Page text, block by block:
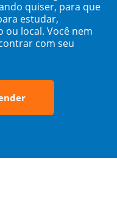
quiser, para que
estudar,
local. Você nem
com seu